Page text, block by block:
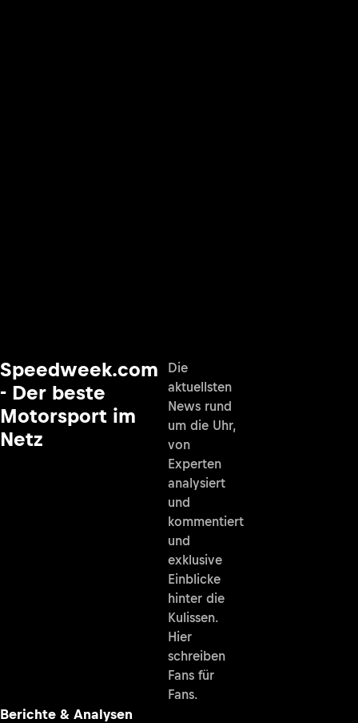
Speedweek.com
- Der beste
Motorsport im
Netz
Die
aktuellsten
News rund
um die Uhr,
von
Experten
analysiert
und
kommentiert
und
exklusive
Einblicke
hinter die
Kulissen.
Hier
schreiben
Fans für
Fans.
Berichte & Analysen